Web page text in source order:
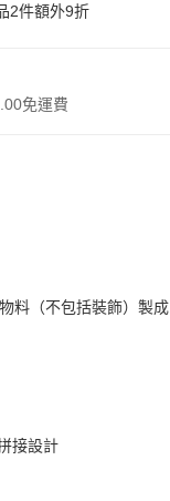
2件額外9折
免運費
Pay, UnionPay, FPS
可享免運費優惠
或以上免運費
費優惠
料（不包括裝飾）製成
接設計